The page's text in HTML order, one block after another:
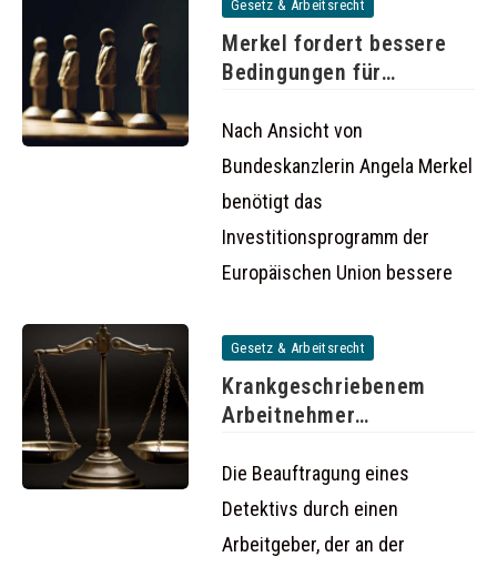
Gesetz & Arbeitsrecht
Merkel fordert bessere
Bedingungen für
Nach Ansicht von
Bundeskanzlerin Angela Merkel
benötigt das
Investitionsprogramm der
Europäischen Union bessere
Gesetz & Arbeitsrecht
Krankgeschriebenem
Arbeitnehmer
rechtswidrig sein
Die Beauftragung eines
Detektivs durch einen
Arbeitgeber, der an der